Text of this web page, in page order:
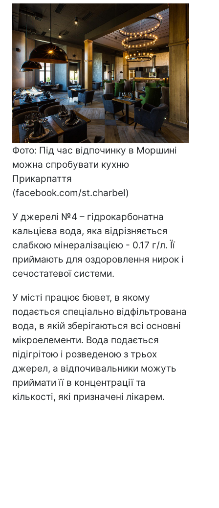
Фото: Під час відпочинку в Моршині
можна спробувати кухню
Прикарпаття
(facebook.com/st.charbel)
У джерелі №4 – гідрокарбонатна
кальцієва вода, яка відрізняється
слабкою мінералізацією - 0.17 г/л. Її
приймають для оздоровлення нирок і
сечостатевої системи.
У місті працює бювет, в якому
подається спеціально відфільтрована
вода, в якій зберігаються всі основні
мікроелементи. Вода подається
підігрітою і розведеною з трьох
джерел, а відпочивальники можуть
приймати її в концентрації та
кількості, які призначені лікарем.